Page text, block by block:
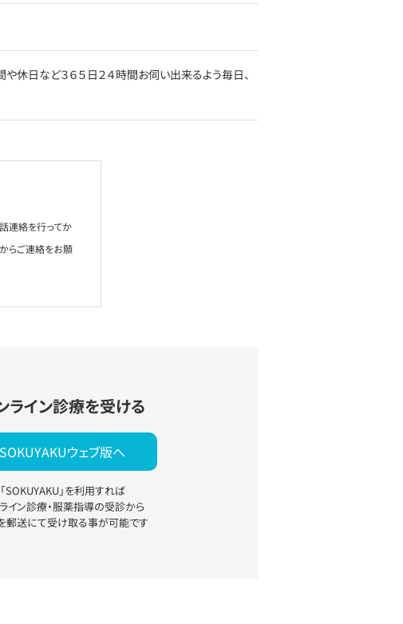
休日など３６５日２４時間お伺い出来るよう毎日、
連絡を行ってか
らご連絡をお願
ライン診療を受ける
SOKUYAKUウェブ版へ
「SOKUYAKU」を利用すれば
イン診療・服薬指導の受診から
郵送にて受け取る事が可能です